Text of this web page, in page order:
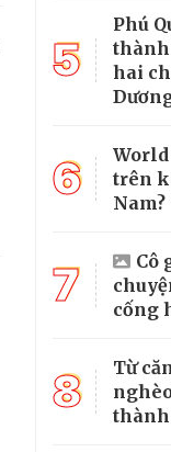
5
Phú
thành
hai
6
World
trên
Nam?
7
Cô
cống
8
Từ
thành